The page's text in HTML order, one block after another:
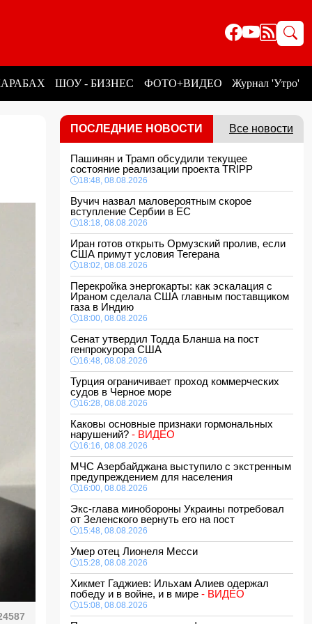
ШОУ - БИЗНЕС ФОТО+ВИДЕО Журнал 'Утро'
ПОСЛЕДНИЕ НОВОСТИ Все новости
Пашинян и Трамп обсудили текущее
состояние реализации проекта TRIPP
18:48, 08.08.2026
Вучич назвал маловероятным скорое
вступление Сербии в ЕС
18:18, 08.08.2026
Иран готов открыть Ормузский пролив, если
США примут условия Тегерана
18:02, 08.08.2026
Перекройка энергокарты: как эскалация с
Ираном сделала США главным поставщиком
газа в Индию
18:00, 08.08.2026
Сенат утвердил Тодда Бланша на пост
генпрокурора США
16:48, 08.08.2026
Турция ограничивает проход коммерческих
судов в Черное море
16:28, 08.08.2026
Каковы основные признаки гормональных
нарушений? - ВИДЕО
16:16, 08.08.2026
МЧС Азербайджана выступило с экстренным
предупреждением для населения
16:00, 08.08.2026
Экс-глава минобороны Украины потребовал
от Зеленского вернуть его на пост
15:48, 08.08.2026
Умер отец Лионеля Месси
15:28, 08.08.2026
Хикмет Гаджиев: Ильхам Алиев одержал
победу и в войне, и в мире - ВИДЕО
15:08, 08.08.2026